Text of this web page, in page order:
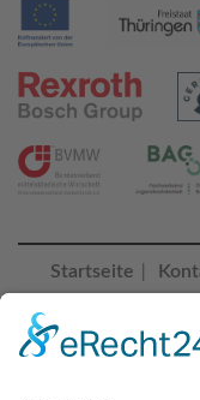
Startseite
Cookie-